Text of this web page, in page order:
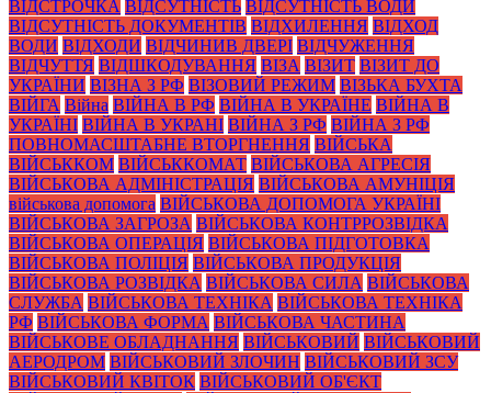
ВІДСТРОЧКА ВІДСУТНІСТЬ ВІДСУТНІСТЬ ВОДИ
ВІДСУТНІСТЬ ДОКУМЕНТІВ ВІДХИЛЕННЯ ВІДХОД
ВОДИ ВІДХОДИ ВІДЧИНИВ ДВЕРІ ВІДЧУЖЕННЯ
ВІДЧУТТЯ ВІДШКОДУВАННЯ ВІЗА ВІЗИТ ВІЗИТ ДО
УКРАЇНИ ВІЗНА З РФ ВІЗОВИЙ РЕЖИМ ВІЗЬКА БУХТА
ВІЙГА Війна ВІЙНА В РФ ВІЙНА В УКРАЇНЕ ВІЙНА В
УКРАЇНІ ВІЙНА В УКРАНІ ВІЙНА З РФ ВІЙНА З РФ
ПОВНОМАСШТАБНЕ ВТОРГНЕННЯ ВІЙСЬКА
ВІЙСЬККОМ ВІЙСЬККОМАТ ВІЙСЬКОВА АГРЕСІЯ
ВІЙСЬКОВА АДМІНІСТРАЦІЯ ВІЙСЬКОВА АМУНІЦІЯ
військова допомога ВІЙСЬКОВА ДОПОМОГА УКРАЇНІ
ВІЙСЬКОВА ЗАГРОЗА ВІЙСЬКОВА КОНТРРОЗВІДКА
ВІЙСЬКОВА ОПЕРАЦІЯ ВІЙСЬКОВА ПІДГОТОВКА
ВІЙСЬКОВА ПОЛІЦІЯ ВІЙСЬКОВА ПРОДУКЦІЯ
ВІЙСЬКОВА РОЗВІДКА ВІЙСЬКОВА СИЛА ВІЙСЬКОВА
СЛУЖБА ВІЙСЬКОВА ТЕХНІКА ВІЙСЬКОВА ТЕХНІКА
РФ ВІЙСЬКОВА ФОРМА ВІЙСЬКОВА ЧАСТИНА
ВІЙСЬКОВЕ ОБЛАДНАННЯ ВІЙСЬКОВИЙ ВІЙСЬКОВИЙ
АЕРОДРОМ ВІЙСЬКОВИЙ ЗЛОЧИН ВІЙСЬКОВИЙ ЗСУ
ВІЙСЬКОВИЙ КВІТОК ВІЙСЬКОВИЙ ОБ'ЄКТ